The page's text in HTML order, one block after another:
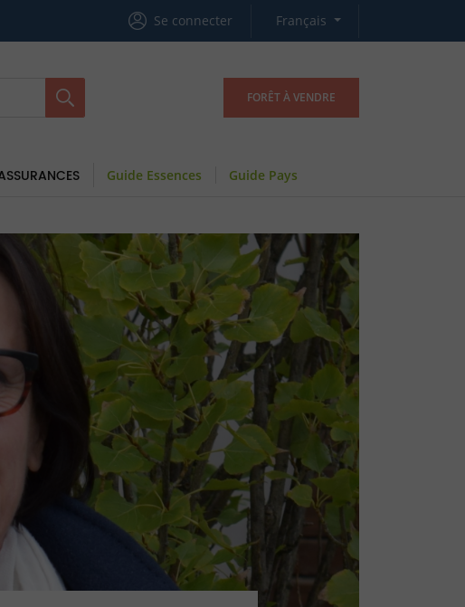
Se connecter Français
FORÊT À VENDRE
Guide Essences Guide Pays